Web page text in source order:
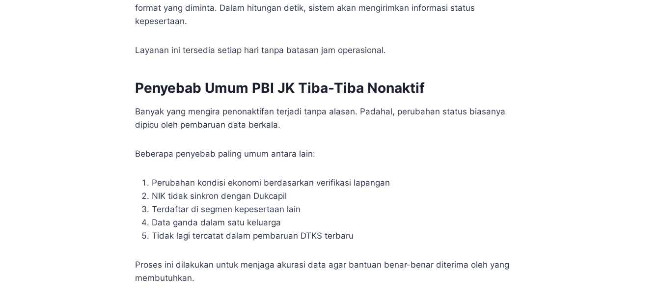
format yang diminta. Dalam hitungan detik, sistem akan mengirimkan informasi status
kepesertaan.
Layanan ini tersedia setiap hari tanpa batasan jam operasional.
Penyebab Umum PBI JK Tiba-Tiba Nonaktif
Banyak yang mengira penonaktifan terjadi tanpa alasan. Padahal, perubahan status biasanya
dipicu oleh pembaruan data berkala.
Beberapa penyebab paling umum antara lain:
Perubahan kondisi ekonomi berdasarkan verifikasi lapangan
NIK tidak sinkron dengan Dukcapil
Terdaftar di segmen kepesertaan lain
Data ganda dalam satu keluarga
Tidak lagi tercatat dalam pembaruan DTKS terbaru
Proses ini dilakukan untuk menjaga akurasi data agar bantuan benar-benar diterima oleh yang
membutuhkan.